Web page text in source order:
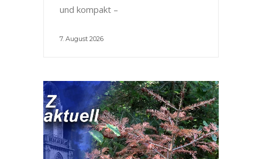
und kompakt –
7. August 2026